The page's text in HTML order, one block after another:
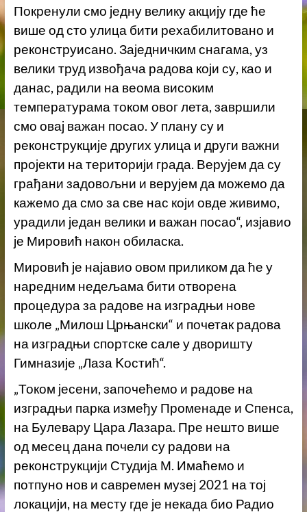
Покренули смо једну велику акцију где ће
више од сто улица бити рехабилитовано и
реконструисано. Заједничким снагама, уз
велики труд извођача радова који су, као и
данас, радили на веома високим
температурама током овог лета, завршили
смо овај важан посао. У плану су и
реконструкције других улица и други важни
пројекти на територији града. Верујем да су
грађани задовољни и верујем да можемо да
кажемо да смо за све нас који овде живимо,
урадили један велики и важан посао“, изјавио
је Мировић након обиласка.
Мировић је најавио овом приликом да ће у
наредним недељама бити отворена
процедура за радове на изградњи нове
школе „Милош Црњански“ и почетак радова
на изградњи спортске сале у дворишту
Гимназије „Лаза Kостић“.
„Током јесени, започећемо и радове на
изградњи парка између Променаде и Спенса,
на Булевару Цара Лазара. Пре нешто више
од месец дана почели су радови на
реконструкцији Студија М. Имаћемо и
потпуно нов и савремен музеј 2021 на тој
локацији, на месту где је некада био Радио